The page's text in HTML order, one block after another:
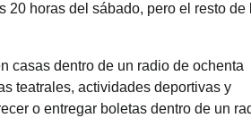
20 horas del sábado, pero el resto de
casas dentro de un radio de ochenta
teatrales, actividades deportivas y
o entregar boletas dentro de un